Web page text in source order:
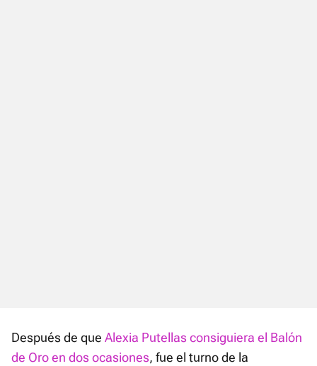
Después de que Alexia Putellas consiguiera el Balón
de Oro en dos ocasiones, fue el turno de la